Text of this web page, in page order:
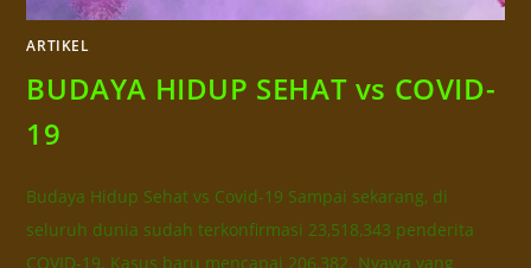
ARTIKEL
BUDAYA HIDUP SEHAT vs COVID-
19
Budaya Hidup Sehat vs Covid-19 Sampai sekarang, di
seluruh dunia sudah terkonfirmasi 23,518,343 penderita
COVID-19. Kasus baru mencapai 206,382. Nyawa yang